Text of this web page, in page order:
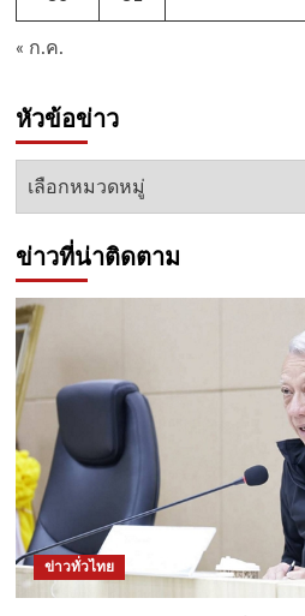
« ก.ค.
หัวข้อข่าว
หัวข้อ
ข่าวที่น่าติดตาม
ข่าวทั่วไทย